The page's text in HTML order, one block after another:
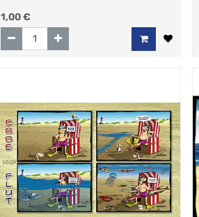
Küste "Schafe"
1,00€